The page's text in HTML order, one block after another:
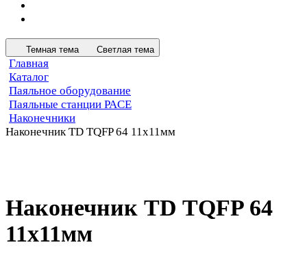
Темная тема Светлая тема
Главная
Каталог
Паяльное оборудование
Паяльные станции PACE
Наконечники
Наконечник TD TQFP 64 11х11мм
Наконечник TD TQFP 64
11х11мм